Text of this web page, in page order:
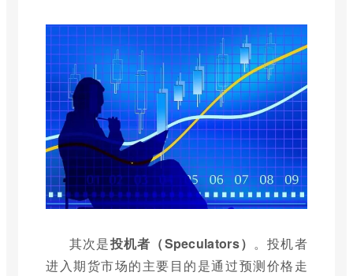
其次是投机者（Speculators） 。投机者
进入期货市场的主要目的是通过预测价格走